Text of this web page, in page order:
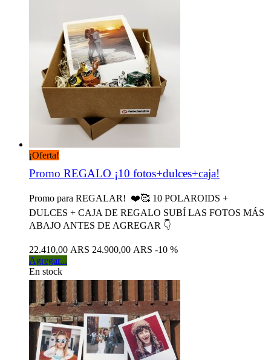
¡Oferta!
Promo REGALO ¡10 fotos+dulces+caja!
Promo para REGALAR! ❤️🥰 10 POLAROIDS +
DULCES + CAJA DE REGALO SUBÍ LAS FOTOS MÁS
ABAJO ANTES DE AGREGAR 👇
22.410,00 ARS 24.900,00 ARS -10 %
Agregar...
En stock